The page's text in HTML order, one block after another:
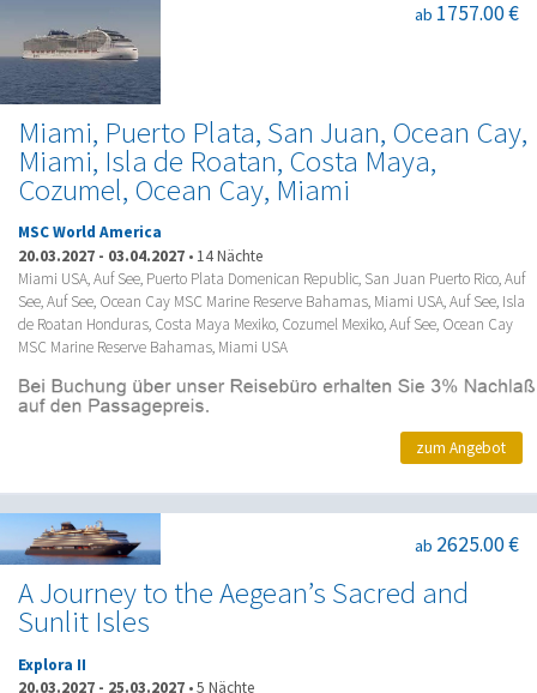
Miami, Puerto Plata, San Juan, Ocean Cay,
Miami, Isla de Roatan, Costa Maya,
Cozumel, Ocean Cay, Miami
ab 1757.00 €
MSC World America
20.03.2027 - 03.04.2027 • 14 Nächte
Miami USA, Auf See, Puerto Plata Domenican Republic, San Juan Puerto Rico, Auf
See, Auf See, Ocean Cay MSC Marine Reserve Bahamas, Miami USA, Auf See, Isla
de Roatan Honduras, Costa Maya Mexiko, Cozumel Mexiko, Auf See, Ocean Cay
MSC Marine Reserve Bahamas, Miami USA
zum Angebot
A Journey to the Aegean’s Sacred and
Sunlit Isles
ab 2625.00 €
Explora II
20.03.2027 - 25.03.2027 •5 Nächte